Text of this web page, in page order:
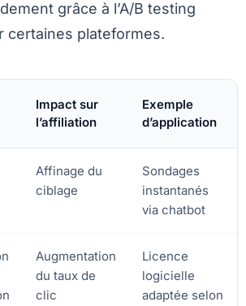
grâce à l’A/B testing
certaines plateformes.
Impact sur
l’affiliation
Exemple
d’application
Affinage du
ciblage
Sondages
instantanés
via chatbot
Augmentation
du taux de
clic
Licence
logicielle
adaptée selon